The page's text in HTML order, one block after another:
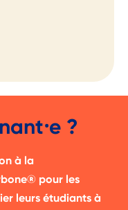
?
à la
pour les
leurs étudiants à